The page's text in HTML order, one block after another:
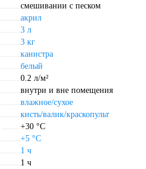
смешивании с песком
акрил
3 л
3 кг
канистра
белый
0.2 л/м²
внутри и вне помещения
влажное/сухое
кисть/валик/краскопульт
+30 °С
+5 °С
1 ч
1 ч